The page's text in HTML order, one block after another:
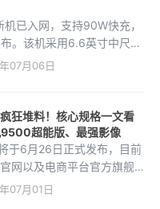
已入网，支持90W快充，
。该机采用6.6英寸中尺寸
模组，内置7000mAh超大
台积电3nm工艺的骁龙8
07月06日
狂堆料！核心规格一文看
超能版、最强影像
于6月26日正式发布，目前
网以及电商平台官方旗舰
日，vivo产品经理韩伯啸
X Fold6的核心配置和产品
07月01日